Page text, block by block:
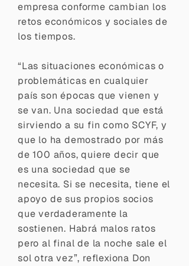
empresa conforme cambian los
retos económicos y sociales de
los tiempos.
“Las situaciones económicas o
problemáticas en cualquier
país son épocas que vienen y
se van. Una sociedad que está
sirviendo a su fin como SCYF, y
que lo ha demostrado por más
de 100 años, quiere decir que
es una sociedad que se
necesita. Si se necesita, tiene el
apoyo de sus propios socios
que verdaderamente la
sostienen. Habrá malos ratos
pero al final de la noche sale el
sol otra vez”, reflexiona Don